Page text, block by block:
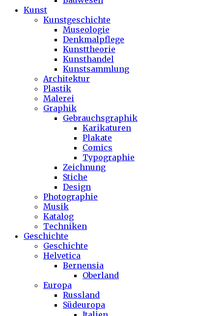
Kunst
Kunstgeschichte
Museologie
Denkmalpflege
Kunsttheorie
Kunsthandel
Kunstsammlung
Architektur
Plastik
Malerei
Graphik
Gebrauchsgraphik
Karikaturen
Plakate
Comics
Typographie
Zeichnung
Stiche
Design
Photographie
Musik
Katalog
Techniken
Geschichte
Geschichte
Helvetica
Bernensia
Oberland
Europa
Russland
Südeuropa